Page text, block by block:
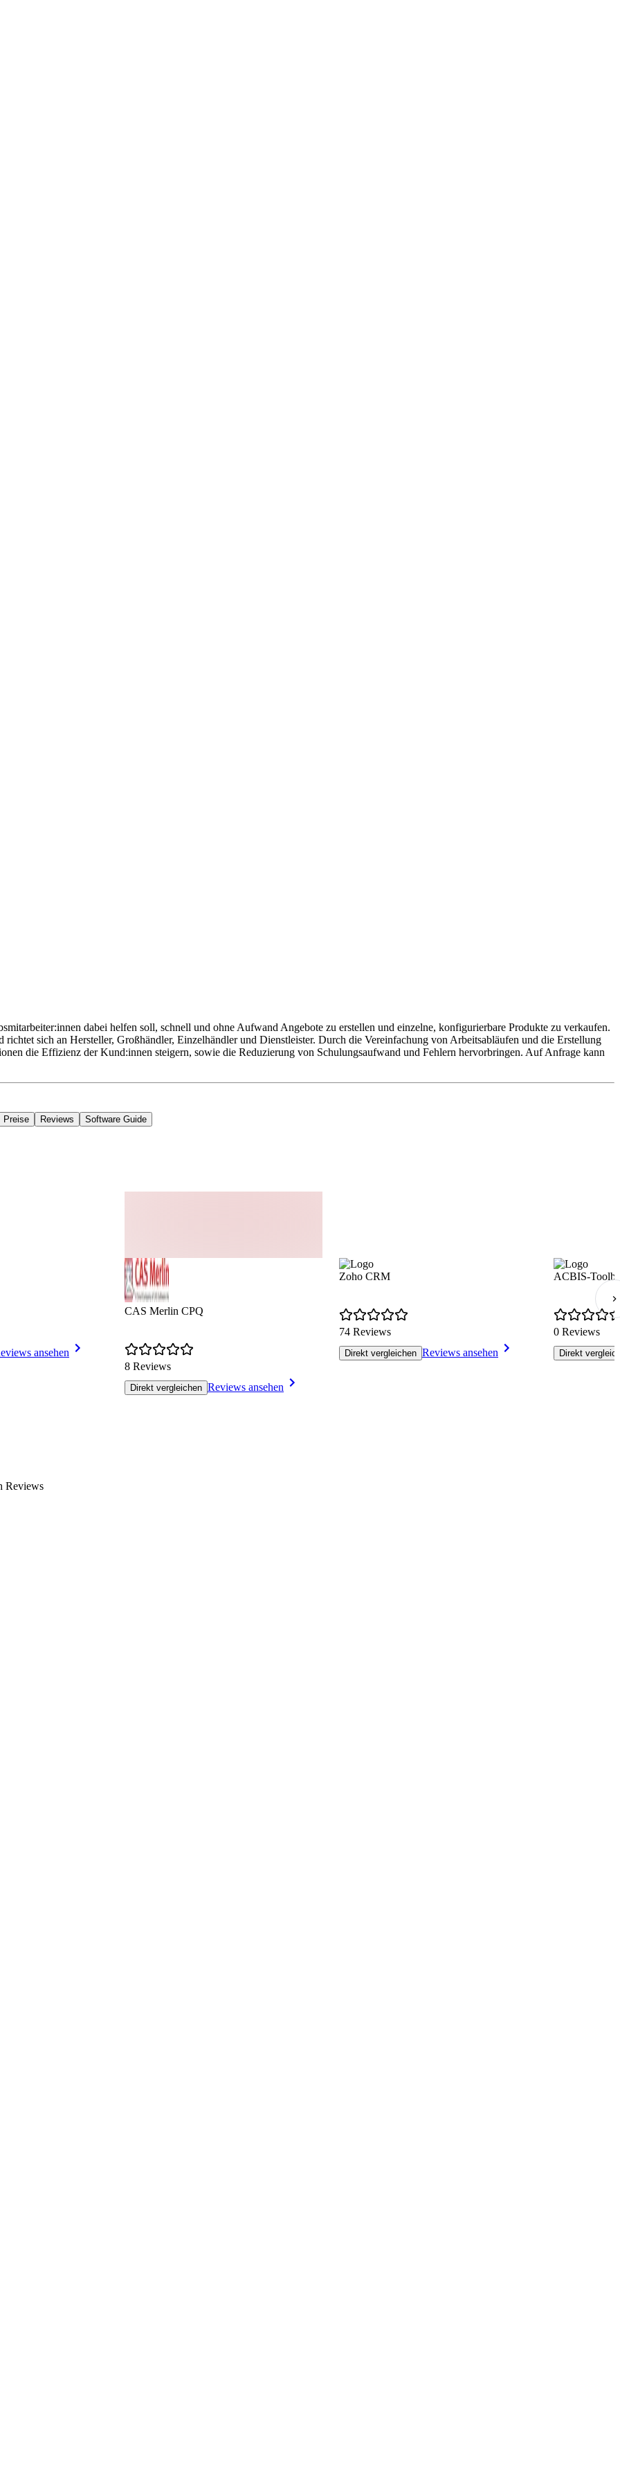
dabei helfen soll, schnell und ohne Aufwand Angebote zu erstellen und einzelne, konfigurierbare Produkte zu verkaufen.
sich an Hersteller, Großhändler, Einzelhändler und Dienstleister. Durch die Vereinfachung von Arbeitsabläufen und die Erstellung
die Effizienz der Kund:innen steigern, sowie die Reduzierung von Schulungsaufwand und Fehlern hervorbringen. Auf Anfrage kann
Preise Reviews Software Guide
ansehen
CAS Merlin CPQ
8 Reviews
Direkt vergleichen Reviews ansehen
Zoho CRM
74 Reviews
Direkt vergleichen Reviews ansehen
ACBIS-
0 Reviews
Direkt
Reviews